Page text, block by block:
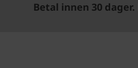
Betal innen 30 dager.